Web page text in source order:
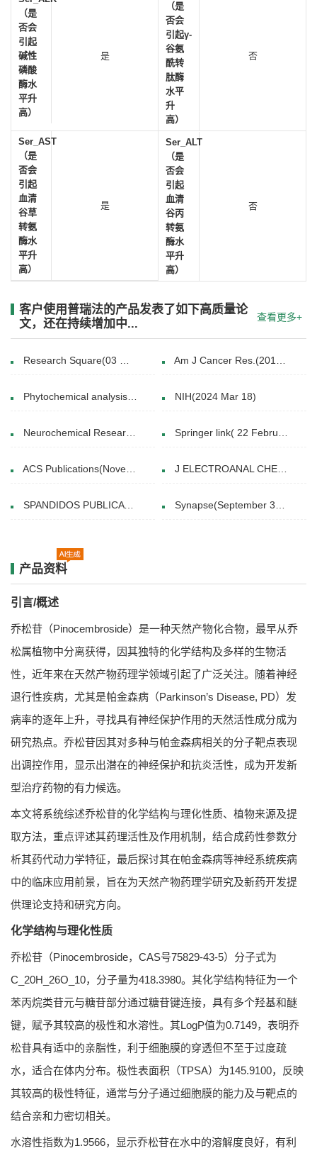
（是
否会
引起
碱性
磷酸
酶水
平升
高）
是
（是
否会
引起γ-
谷氨
酰转
肽酶
水平
升
高）
否
Ser_AST
（是
否会
引起
血清
谷草
转氨
酶水
平升
高）
是
Ser_ALT
（是
否会
引起
血清
谷丙
转氨
酶水
平升
高）
否
客户使用普瑞法的产品发表了如下高质量论
文，还在持续增加中...
查看更多+
Research Square(03 May, 2022) Am J Cancer Res.(2014 Dec 15.)
Phytochemical analysis(29 JUL 2015) NIH(2024 Mar 18)
Neurochemical Research volume (05 September 2020) Springer link( 22 February 2016)
ACS Publications(November 11, 2021) J ELECTROANAL CHEM(2015 Feb.15. )
SPANDIDOS PUBLICATIONS(January 26, 2018) Synapse(September 30, 2018)
产品资料
引言/概述
乔松苷（Pinocembroside）是一种天然产物化合物，最早从乔
松属植物中分离获得，因其独特的化学结构及多样的生物活
性，近年来在天然产物药理学领域引起了广泛关注。随着神经
退行性疾病，尤其是帕金森病（Parkinson’s Disease, PD）发
病率的逐年上升，寻找具有神经保护作用的天然活性成分成为
研究热点。乔松苷因其对多种与帕金森病相关的分子靶点表现
出调控作用，显示出潜在的神经保护和抗炎活性，成为开发新
型治疗药物的有力候选。
本文将系统综述乔松苷的化学结构与理化性质、植物来源及提
取方法，重点评述其药理活性及作用机制，结合成药性参数分
析其药代动力学特征，最后探讨其在帕金森病等神经系统疾病
中的临床应用前景，旨在为天然产物药理学研究及新药开发提
供理论支持和研究方向。
化学结构与理化性质
乔松苷（Pinocembroside，CAS号75829-43-5）分子式为
C_20H_26O_10，分子量为418.3980。其化学结构特征为一个
苯丙烷类苷元与糖苷部分通过糖苷键连接，具有多个羟基和醚
键，赋予其较高的极性和水溶性。其LogP值为0.7149，表明乔
松苷具有适中的亲脂性，利于细胞膜的穿透但不至于过度疏
水，适合在体内分布。极性表面积（TPSA）为145.9100，反映
其较高的极性特征，通常与分子通过细胞膜的能力及与靶点的
结合亲和力密切相关。
水溶性指数为1.9566，显示乔松苷在水中的溶解度良好，有利